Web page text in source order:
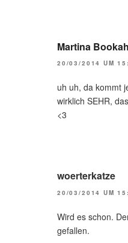
Martina
20/03/2014 UM
uh uh, da kommt
wirklich SEHR,
<3
woerterkatze
20/03/2014 UM
Wird es schon.
gefallen.